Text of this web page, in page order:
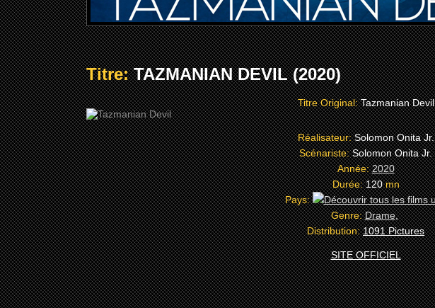
Titre:TAZMANIAN DEVIL (2020)
Titre Original:Tazmanian Devil
Réalisateur:Solomon Onita Jr.
Scénariste:Solomon Onita Jr.
Année:2020
Durée:120mn
Pays:
Genre:Drame,
Distribution:1091 Pictures
SITE OFFICIEL